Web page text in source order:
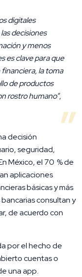
digitales
decisiones
y menos
es clave para que
la toma
de productos
rostro humano”,
decisión
seguridad,
México, el 70 % de
aplicaciones
básicas y más
consultan y
de acuerdo con
por el hecho de
cuentas o
una app.